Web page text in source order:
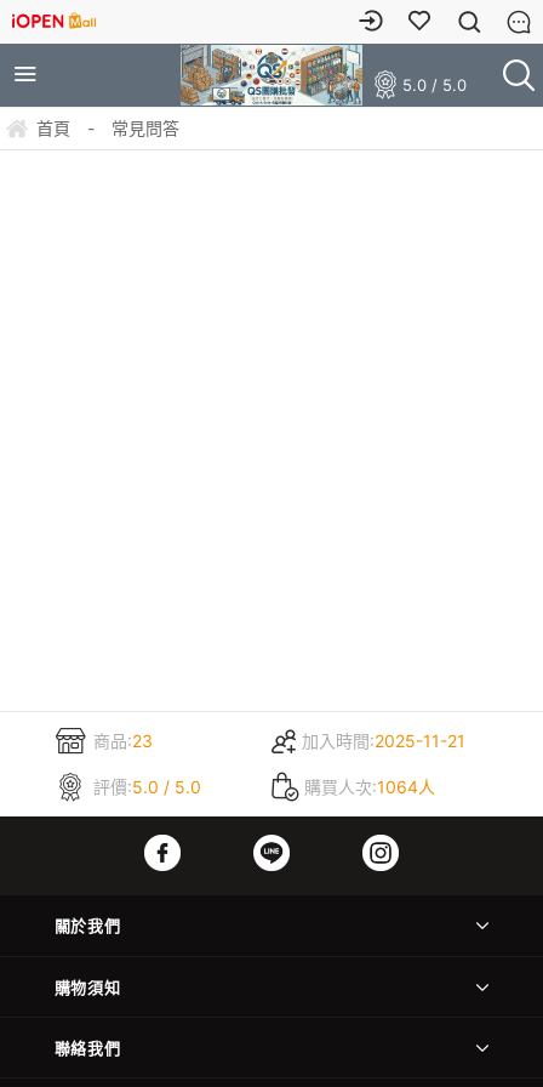
5.0 / 5.0
首頁 - 常見問答
商品:23 加入時間:2025-11-21
評價:5.0 / 5.0 購買人次:1064人
關於我們
購物須知
聯絡我們